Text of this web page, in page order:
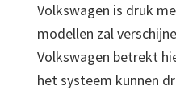
Volkswagen is druk
modellen zal
Volkswagen betrekt
het systeem kunnen